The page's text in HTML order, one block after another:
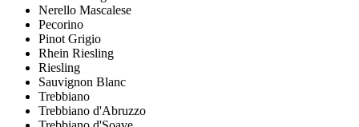
Nerello Mascalese
Pecorino
Pinot Grigio
Rhein Riesling
Riesling
Sauvignon Blanc
Trebbiano
Trebbiano d'Abruzzo